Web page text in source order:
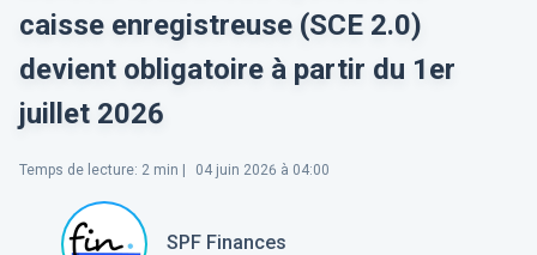
caisse enregistreuse (SCE 2.0)
devient obligatoire à partir du 1er
juillet 2026
Temps de lecture: 2 min | 04 juin 2026 à 04:00
SPF Finances